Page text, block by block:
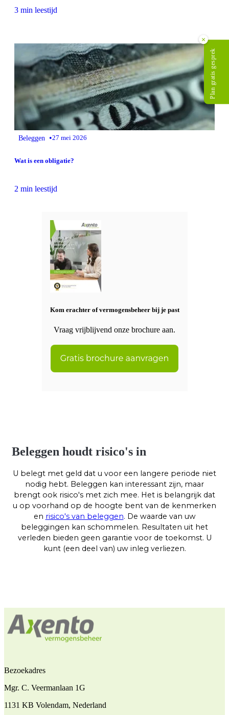
3 min leestijd
Beleggen •27 mei 2026
Wat is een obligatie?
2 min leestijd
Kom erachter of vermogensbeheer bij je past
Vraag vrijblijvend onze brochure aan.
Beleggen houdt risico's in
U belegt met geld dat u voor een langere periode niet
nodig hebt. Beleggen kan interessant zijn, maar
brengt ook risico's met zich mee. Het is belangrijk dat
u op voorhand op de hoogte bent van de kenmerken
en risico's van beleggen. De waarde van uw
beleggingen kan schommelen. Resultaten uit het
verleden bieden geen garantie voor de toekomst. U
kunt (een deel van) uw inleg verliezen.
Bezoekadres
Mgr. C. Veermanlaan 1G
1131 KB Volendam, Nederland
×
Plan gratis gesprek